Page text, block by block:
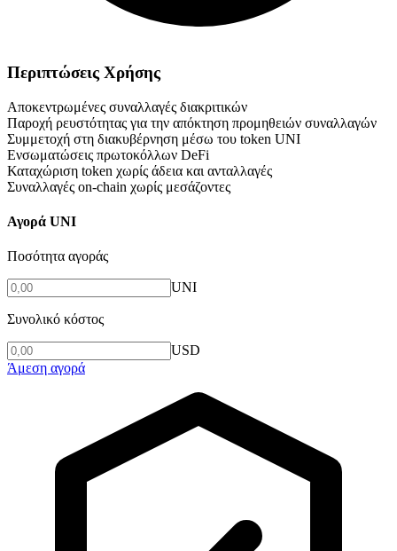
Περιπτώσεις Χρήσης
Αποκεντρωμένες συναλλαγές διακριτικών
Παροχή ρευστότητας για την απόκτηση προμηθειών συναλλαγών
Συμμετοχή στη διακυβέρνηση μέσω του token UNI
Ενσωματώσεις πρωτοκόλλων DeFi
Καταχώριση token χωρίς άδεια και ανταλλαγές
Συναλλαγές on-chain χωρίς μεσάζοντες
Αγορά UNI
Ποσότητα αγοράς
UNI
Συνολικό κόστος
USD
Άμεση αγορά